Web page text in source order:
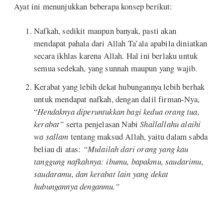
Ayat ini menunjukkan beberapa konsep berikut:
Nafkah, sedikit maupun banyak, pasti akan
mendapat pahala dari Allah Ta’ala apabila diniatkan
secara ikhlas karena Allah. Hal ini berlaku untuk
semua sedekah, yang sunnah maupun yang wajib.
Kerabat yang lebih dekat hubungannya lebih berhak
untuk mendapat nafkah, dengan dalil firman-Nya,
“Hendaknya diperuntukkan bagi kedua orang tua,
kerabat” serta penjelasan NabiShallallahu alaihi
wa sallam tentang maksud Allah, yaitu dalam sabda
beliau di atas: “Mulailah dari orang yang kau
tanggung nafkahnya: ibumu, bapakmu, saudarimu,
saudaramu, dan kerabat lain yang dekat
hubungannya denganmu.”